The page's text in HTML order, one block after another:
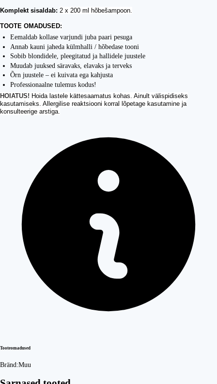
Komplekt sisaldab: 2 x 200 ml hõbešampoon.
TOOTE OMADUSED:
Eemaldab kollase varjundi juba paari pesuga
Annab kauni jaheda külmhalli / hõbedase tooni
Sobib blondidele, pleegitatud ja hallidele juustele
Muudab juuksed säravaks, elavaks ja terveks
Õrn juustele – ei kuivata ega kahjusta
Professionaalne tulemus kodus!
HOIATUS! Hoida lastele kättesaamatus kohas. Ainult välispidiseks
kasutamiseks. Allergilise reaktsiooni korral lõpetage kasutamine ja
konsulteerige arstiga.
Tooteomadused
Bränd:Muu